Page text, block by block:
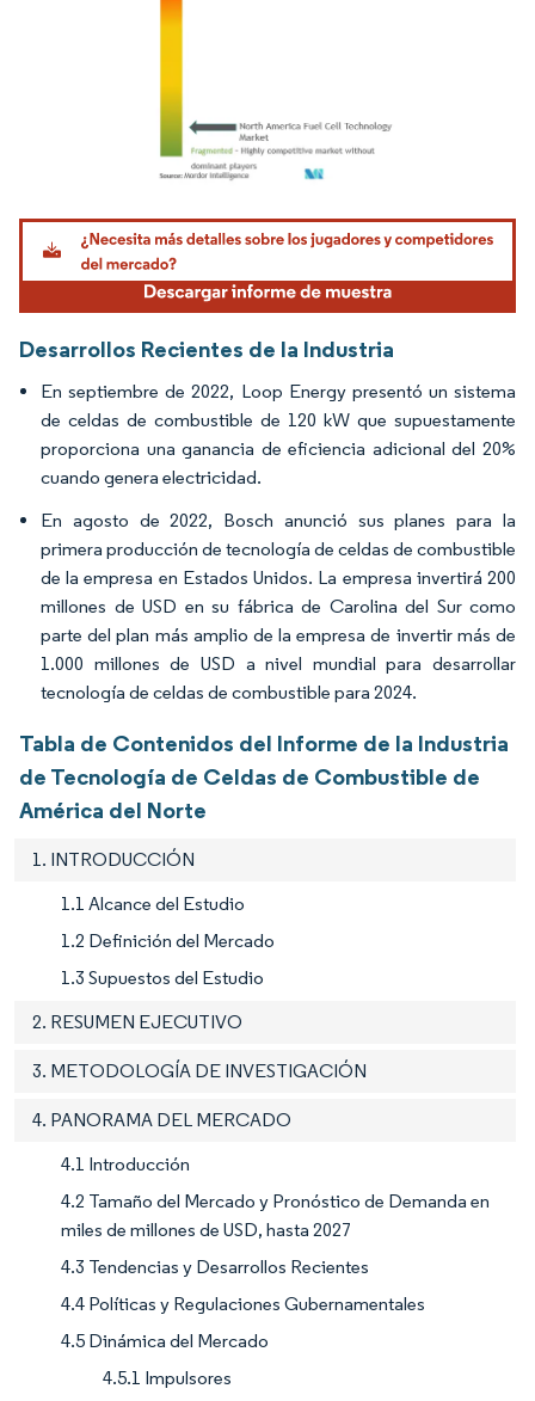
Imagen © Mordor Intelligence. El uso requiere atribución según CC BY 4.0.
Desarrollos Recientes de la Industria
En septiembre de 2022, Loop Energy presentó un sistema
de celdas de combustible de 120 kW que supuestamente
proporciona una ganancia de eficiencia adicional del 20%
cuando genera electricidad.
En agosto de 2022, Bosch anunció sus planes para la
primera producción de tecnología de celdas de combustible
de la empresa en Estados Unidos. La empresa invertirá 200
millones de USD en su fábrica de Carolina del Sur como
parte del plan más amplio de la empresa de invertir más de
1.000 millones de USD a nivel mundial para desarrollar
tecnología de celdas de combustible para 2024.
Tabla de Contenidos del Informe de la Industria
de Tecnología de Celdas de Combustible de
América del Norte
1. INTRODUCCIÓN
1.1 Alcance del Estudio
1.2 Definición del Mercado
1.3 Supuestos del Estudio
2. RESUMEN EJECUTIVO
3. METODOLOGÍA DE INVESTIGACIÓN
4. PANORAMA DEL MERCADO
4.1 Introducción
4.2 Tamaño del Mercado y Pronóstico de Demanda en
miles de millones de USD, hasta 2027
4.3 Tendencias y Desarrollos Recientes
4.4 Políticas y Regulaciones Gubernamentales
4.5 Dinámica del Mercado
4.5.1 Impulsores